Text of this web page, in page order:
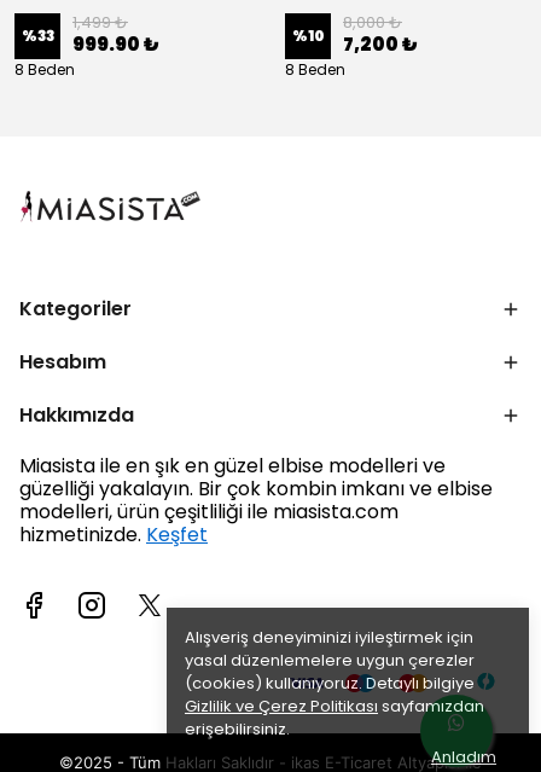
Alışveriş deneyiminizi iyileştirmek için
yasal düzenlemelere uygun çerezler
(cookies) kullanıyoruz. Detaylı bilgiye
Gizlilik ve Çerez Politikası sayfamızdan
erişebilirsiniz.
Anladım
%33
1,499 ₺
999.90 ₺
8 Beden
%10
8,000 ₺
7,200 ₺
8 Beden
Kategoriler
Hesabım
Hakkımızda
Miasista ile en şık en güzel elbise modelleri ve
güzelliği yakalayın. Bir çok kombin imkanı ve elbise
modelleri, ürün çeşitliliği ile miasista.com
hizmetinizde. Keşfet
©2025 - Tüm Hakları Saklıdır - ikas E-Ticaret Altyapısı ile